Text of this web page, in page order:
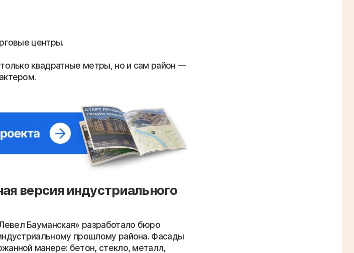
центры.
квадратные метры, но и сам район —
версия индустриального
Бауманская» разработало бюро
прошлому района. Фасады
манере: бетон, стекло, металл,